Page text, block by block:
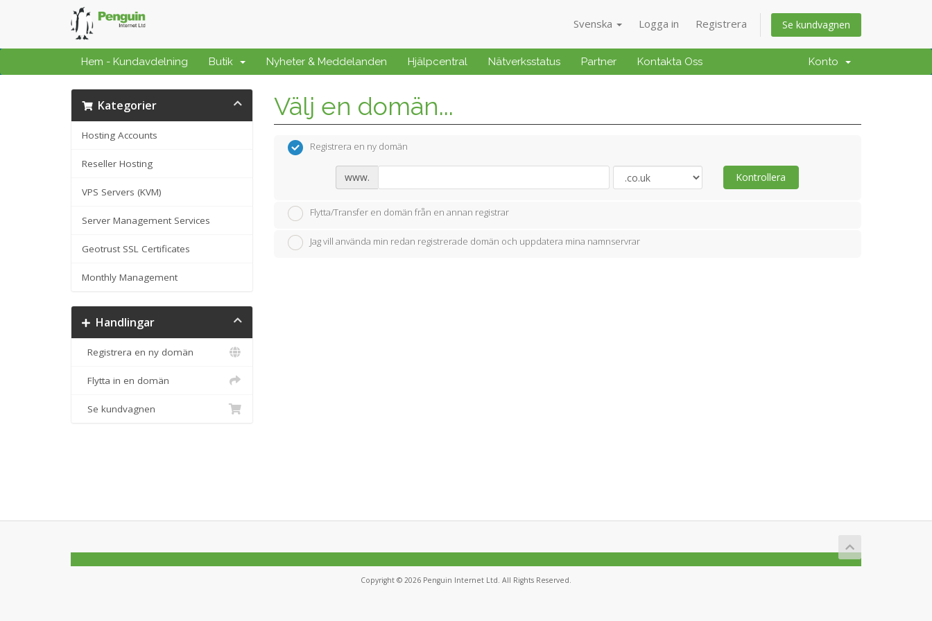
Svenska Logga in Registrera Se kundvagnen
Hem - Kundavdelning Butik Nyheter & Meddelanden Hjälpcentral Nätverksstatus Partner Kontakta Oss Konto
Kategorier
Hosting Accounts
Reseller Hosting
VPS Servers (KVM)
Server Management Services
Geotrust SSL Certificates
Monthly Management
Handlingar
Registrera en ny domän
Flytta in en domän
Se kundvagnen
Välj en domän...
Registrera en ny domän
www. Kontrollera
Flytta/Transfer en domän från en annan registrar
Jag vill använda min redan registrerade domän och uppdatera mina namnservrar
Copyright © 2026 Penguin Internet Ltd. All Rights Reserved.